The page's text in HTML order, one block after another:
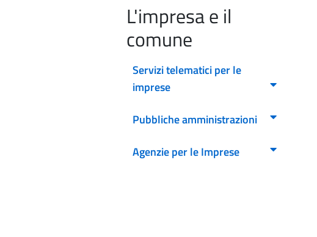
L'impresa e il
comune
Servizi telematici per le
imprese
Pubbliche amministrazioni
Agenzie per le Imprese